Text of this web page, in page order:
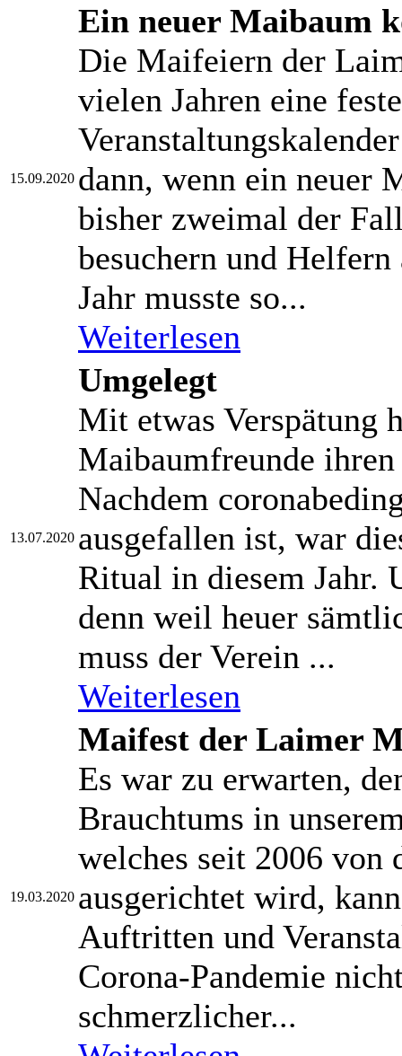
15.09.2020
Ein neuer Maibaum
Die Maifeiern der
vielen Jahren eine
dann, wenn ein neuer
bisher zweimal der
besuchern und
Jahr musste so...
Weiterlesen
13.07.2020
Umgelegt
Mit etwas Verspätung
Maibaumfreunde
Nachdem
ausgefallen ist, war
Ritual in diesem Jahr.
denn weil heuer
muss der Verein ...
Weiterlesen
19.03.2020
Maifest der Laimer
Es war zu erwarten,
Brauchtums in
welches seit 2006 von
ausgerichtet wird,
Auftritten und
Corona-Pandemie
schmerzlicher...